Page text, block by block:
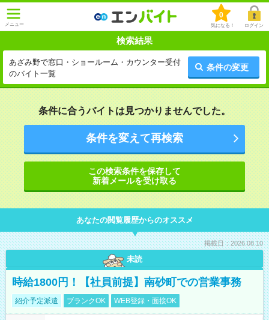
メニュー
0
気になる！ ログイン
検索結果
あざみ野で窓口・ショールーム・カウンター受付
のバイト一覧
条件の変更
条件に合うバイトは見つかりませんでした。
条件を変えて再検索
この検索条件を保存して
新着メールを受け取る
あなたの閲覧履歴からのオススメ
掲載日：2026.08.10
未読
時給1800円！【社員前提】南砂町での営業事務
紹介予定派遣 ブランクOK WEB登録・面接OK